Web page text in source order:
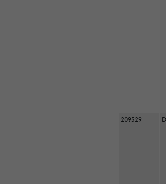
209529